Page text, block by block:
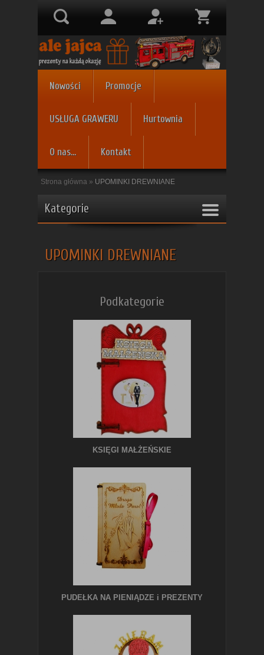
Nowości Promocje
USŁUGA GRAWERU Hurtownia
O nas... Kontakt
Strona główna » UPOMINKI DREWNIANE
Kategorie
UPOMINKI DREWNIANE
Podkategorie
KSIĘGI MAŁŻEŃSKIE
PUDEŁKA NA PIENIĄDZE i PREZENTY